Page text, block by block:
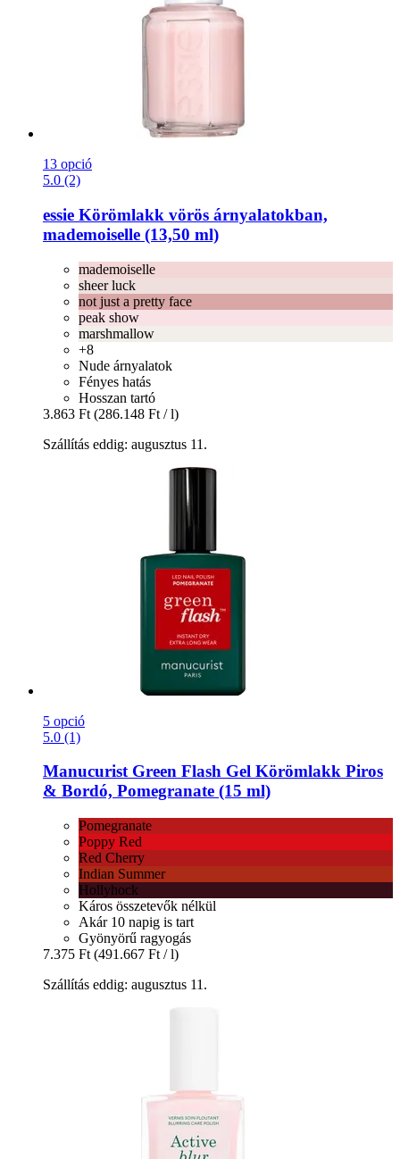
13 opció
5.0 (2)
essie Körömlakk vörös árnyalatokban,
mademoiselle (13,50 ml)
mademoiselle
sheer luck
not just a pretty face
peak show
marshmallow
+8
Nude árnyalatok
Fényes hatás
Hosszan tartó
3.863 Ft (286.148 Ft / l)
Szállítás eddig: augusztus 11.
5 opció
5.0 (1)
ManucuristGreen Flash Gel Körömlakk Piros
& Bordó, Pomegranate (15 ml)
Pomegranate
Poppy Red
Red Cherry
Indian Summer
Hollyhock
Káros összetevők nélkül
Akár 10 napig is tart
Gyönyörű ragyogás
7.375 Ft (491.667 Ft / l)
Szállítás eddig: augusztus 11.